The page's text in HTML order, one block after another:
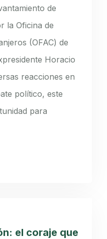
de
la Oficina de
(OFAC) de
Horacio
reacciones en
político, este
para
el coraje que